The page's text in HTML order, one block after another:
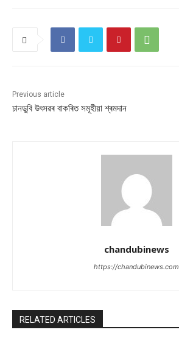
Previous article
চানডুবি উৎসৱৰ বাকৰিত সমূহীয়া শ্ৰমদান
chandubinews
https://chandubinews.com
RELATED ARTICLES